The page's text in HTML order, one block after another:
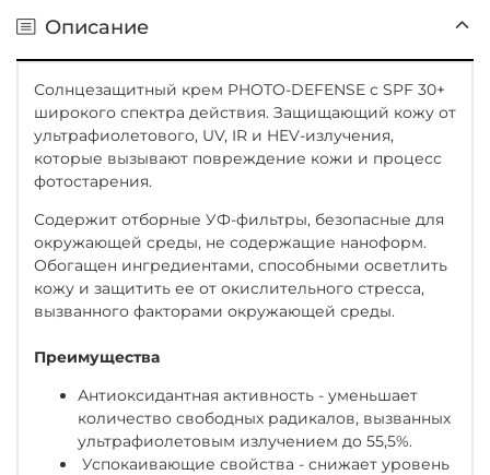
Описание
Солнцезащитный крем PHOTO-DEFENSE с SPF 30+
широкого спектра действия. Защищающий кожу от
ультрафиолетового, UV, IR и HEV-излучения,
которые вызывают повреждение кожи и процесс
фотостарения.
Содержит отборные УФ-фильтры, безопасные для
окружающей среды, не содержащие наноформ.
Обогащен ингредиентами, способными осветлить
кожу и защитить ее от окислительного стресса,
вызванного факторами окружающей среды.
Преимущества
Антиоксидантная активность - уменьшает
количество свободных радикалов, вызванных
ультрафиолетовым излучением до 55,5%.
Успокаивающие свойства - снижает уровень